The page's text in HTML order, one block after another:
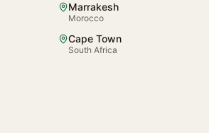
Marrakesh
Morocco
Cape Town
South Africa